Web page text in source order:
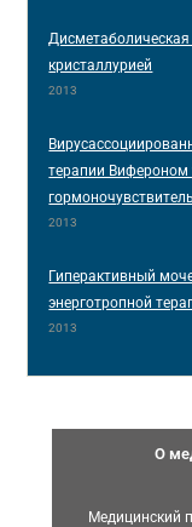
кристаллурией
2013
терапии Вифероном
2013
Гиперактивный
энерготропной
2013
О
Медицинский